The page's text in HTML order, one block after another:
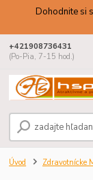
Dohodnite si
+421908736431
(Po-Pia, 7-15 hod.)
Úvod Zdravotnícke